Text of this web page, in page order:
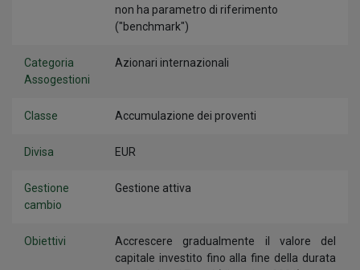
non ha parametro di riferimento
("benchmark")
Categoria
Assogestioni
Azionari internazionali
Classe Accumulazione dei proventi
Divisa EUR
Gestione
cambio
Gestione attiva
Obiettivi
Accrescere gradualmente il valore del
capitale investito fino alla fine della durata